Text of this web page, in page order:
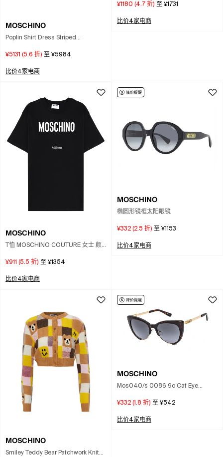
MOSCHINO
Poplin Shirt Dress Striped
¥5131 (5.6 折) 至 ¥5984
比价4家电商
¥1180 (4.7 折) 至 ¥1731
比价4家电商
MOSCHINO
T恤 MOSCHINO COUTURE 女士 颜
¥911 (5.5 折) 至 ¥1354
比价4家电商
MOSCHINO
椭圆形镜框太阳眼镜
¥332 (2.5 折) 至 ¥1153
比价4家电商
MOSCHINO
Smiley Teddy Bear Patchwork Knit
MOSCHINO
Mos040/s 0086 9o Cat Eye
¥332 (1.8 折) 至 ¥542
比价4家电商